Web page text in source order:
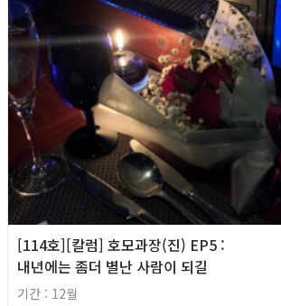
[114호][칼럼] 호모과장(진) EP5 :
내년에는 좀더 별난 사람이 되길
기간 : 12월